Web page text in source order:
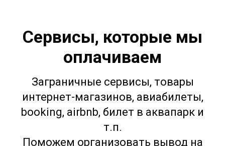
Сервисы, которые мы
оплачиваем
Заграничные сервисы, товары
интернет-магазинов, авиабилеты,
booking, airbnb, билет в аквапарк и
т.п.
Поможем организовать вывод на